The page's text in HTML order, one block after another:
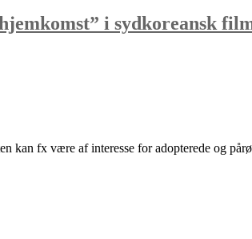
i sydkoreansk
kan fx være af interesse for adopterede og